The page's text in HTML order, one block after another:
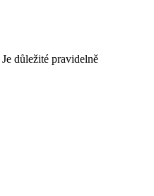
důležité pravidelně